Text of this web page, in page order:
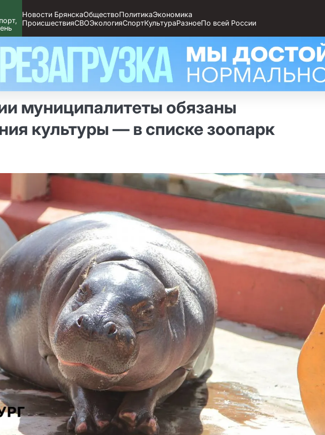
Новости БрянскаОбществоПолитикаЭкономика
ПроисшествияСВОЭкологияСпортКультураРазноеПо всей России
муниципалитеты обязаны
культуры — в списке зоопарк